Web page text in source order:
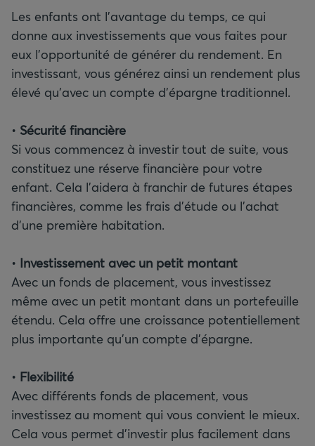
Les enfants ont l’avantage du temps, ce qui
donne aux investissements que vous faites pour
eux l’opportunité de générer du rendement. En
investissant, vous générez ainsi un rendement plus
élevé qu’avec un compte d’épargne traditionnel.
• Sécurité financière
Si vous commencez à investir tout de suite, vous
constituez une réserve financière pour votre
enfant. Cela l’aidera à franchir de futures étapes
financières, comme les frais d’étude ou l’achat
d’une première habitation.
• Investissement avec un petit montant
Avec un fonds de placement, vous investissez
même avec un petit montant dans un portefeuille
étendu. Cela offre une croissance potentiellement
plus importante qu’un compte d’épargne.
• Flexibilité
Avec différents fonds de placement, vous
investissez au moment qui vous convient le mieux.
Cela vous permet d’investir plus facilement dans